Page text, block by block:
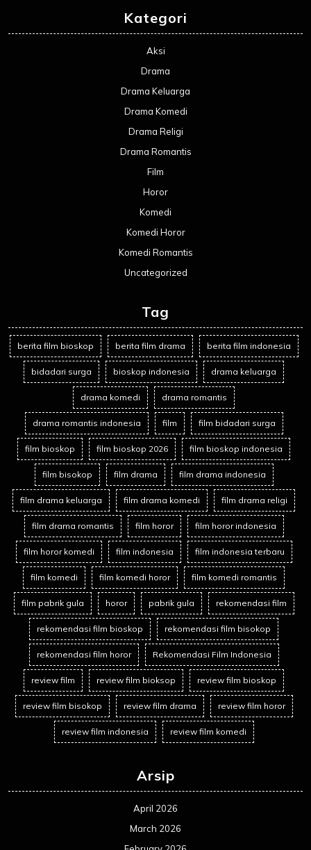
Kategori
Aksi
Drama
Drama Keluarga
Drama Komedi
Drama Religi
Drama Romantis
Film
Horor
Komedi
Komedi Horor
Komedi Romantis
Uncategorized
Tag
berita film bioskop berita film drama berita film indonesia
bidadari surga bioskop indonesia drama keluarga
drama komedi drama romantis
drama romantis indonesia film film bidadari surga
film bioskop film bioskop 2026 film bioskop indonesia
film bisokop film drama film drama indonesia
film drama keluarga film drama komedi film drama religi
film drama romantis film horor film horor indonesia
film horor komedi film indonesia film indonesia terbaru
film komedi film komedi horor film komedi romantis
film pabrik gula horor pabrik gula rekomendasi film
rekomendasi film bioskop rekomendasi film bisokop
rekomendasi film horor Rekomendasi Film Indonesia
review film review film bioksop review film bioskop
review film bisokop review film drama review film horor
review film indonesia review film komedi
Arsip
April 2026
March 2026